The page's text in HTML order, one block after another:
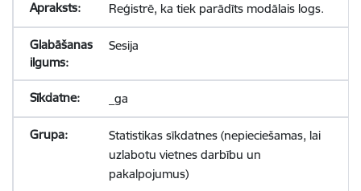
Reģistrē, ka tiek parādīts modālais logs.
Sesija
_ga
Statistikas sīkdatnes (nepieciešamas, lai
uzlabotu vietnes darbību un
pakalpojumus)